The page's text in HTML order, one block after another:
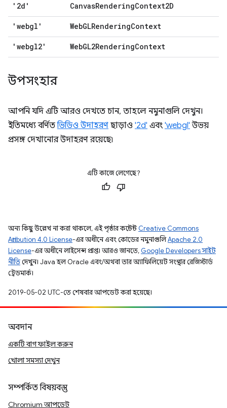
'2d' CanvasRenderingContext2D
'webgl' WebGLRenderingContext
'webgl2' WebGL2RenderingContext
উপসংহার
আপনি যদি এটি আরও দেখতে চান, তাহলে নমুনাগুলি দেখুন।
ইতিমধ্যে বর্ণিতভিডিও উদাহরণ ছাড়াও '2d' এবং 'webgl' উভয়
প্রসঙ্গ দেখানোর উদাহরণ রয়েছে৷
এটি কাজে লেগেছে?
অন্য কিছু উল্লেখ না করা থাকলে, এই পৃষ্ঠার কন্টেন্ট Creative Commons
Attribution 4.0 License-এর অধীনে এবং কোডের নমুনাগুলিApache 2.0
License-এর অধীনে লাইসেন্স প্রাপ্ত। আরও জানতে, Google Developers সাইট
নীতিদেখুন। Java হল Oracle এবং/অথবা তার অ্যাফিলিয়েট সংস্থার রেজিস্টার্ড
ট্রেডমার্ক।
2019-05-02 UTC-তে শেষবার আপডেট করা হয়েছে।
অবদান
একটি বাগ ফাইল করুন
খোলা সমস্যা দেখুন
সম্পর্কিত বিষয়বস্তু
Chromium আপডেট